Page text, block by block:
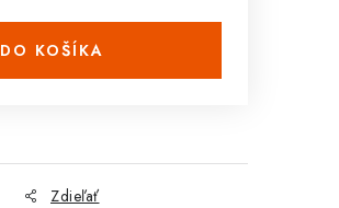
DO KOŠÍKA
Zdieľať